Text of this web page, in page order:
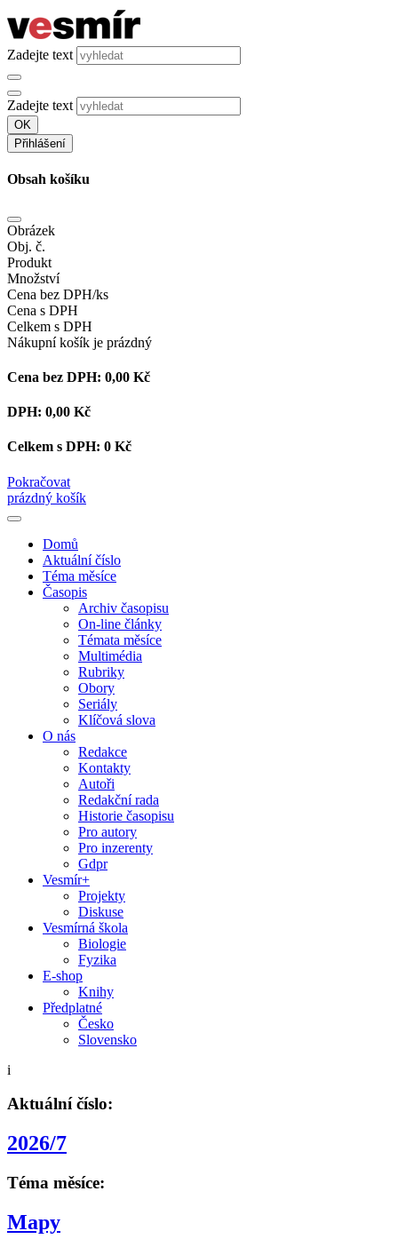
Zadejte text
Zadejte text
OK
Přihlášení
Obsah košíku
Obrázek
Obj. č.
Produkt
Množství
Cena bez DPH/ks
Cena s DPH
Celkem s DPH
Nákupní košík je prázdný
Cena bez DPH: 0,00 Kč
DPH: 0,00 Kč
Celkem s DPH: 0 Kč
Pokračovat
prázdný košík
Domů
Aktuální číslo
Téma měsíce
Časopis
Archiv časopisu
On-line články
Témata měsíce
Multimédia
Rubriky
Obory
Seriály
Klíčová slova
O nás
Redakce
Kontakty
Autoři
Redakční rada
Historie časopisu
Pro autory
Pro inzerenty
Gdpr
Vesmír+
Projekty
Diskuse
Vesmírná škola
Biologie
Fyzika
E-shop
Knihy
Předplatné
Česko
Slovensko
i
Aktuální číslo:
2026/7
Téma měsíce:
Mapy